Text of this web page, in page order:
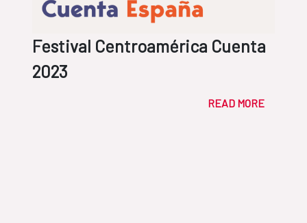
Festival Centroamérica Cuenta
2023
READ MORE